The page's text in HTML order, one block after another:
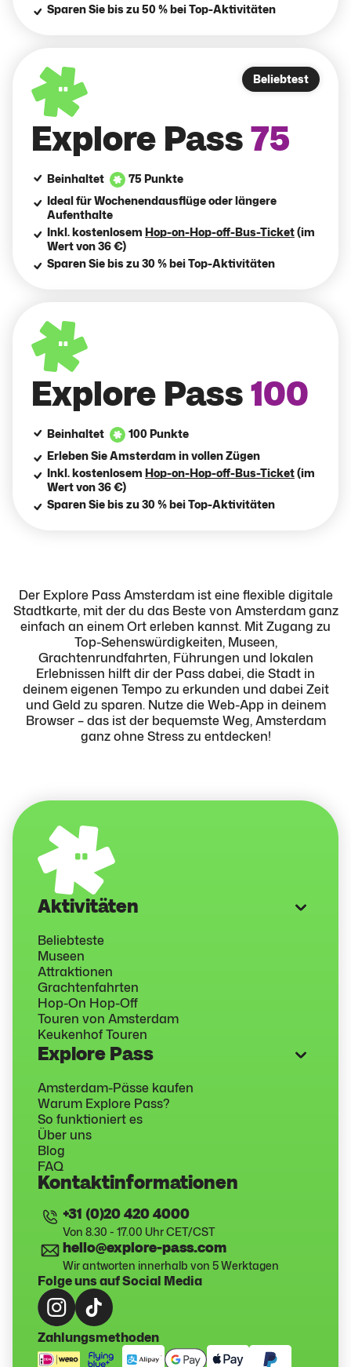
Sparen Sie bis zu 50 % bei Top-Aktivitäten
Beliebtest
Explore Pass 75
Beinhaltet
75 Punkte
Ideal für Wochenendausflüge oder längere
Aufenthalte
Inkl. kostenlosem Hop-on-Hop-off-Bus-Ticket(im
Wert von 36 €)
Sparen Sie bis zu 30 % bei Top-Aktivitäten
Explore Pass 100
Beinhaltet
100 Punkte
Erleben Sie Amsterdam in vollen Zügen
Inkl. kostenlosem Hop-on-Hop-off-Bus-Ticket(im
Wert von 36 €)
Sparen Sie bis zu 30 % bei Top-Aktivitäten
Der Explore Pass Amsterdam ist eine flexible digitale
Stadtkarte, mit der du das Beste von Amsterdamganz
einfach an einem Ort erleben kannst. Mit Zugang zu
Top-Sehenswürdigkeiten, Museen,
Grachtenrundfahrten, Führungen und lokalen
Erlebnissen hilft dir der Pass dabei, die Stadt in
deinem eigenen Tempo zu erkunden und dabei Zeit
und Geld zu sparen. Nutze die Web-App in deinem
Browser – das ist der bequemste Weg, Amsterdam
ganz ohne Stress zu entdecken!
Aktivitäten
Beliebteste
Museen
Attraktionen
Grachtenfahrten
Hop-On Hop-Off
Touren von Amsterdam
Keukenhof Touren
Explore Pass
Amsterdam-Pässe kaufen
Warum Explore Pass?
So funktioniert es
Über uns
Blog
FAQ
Kontaktinformationen
+31 (0)20 420 4000
Von 8.30 - 17.00 Uhr CET/CST
hello@explore-pass.com
Wir antworten innerhalb von 5 Werktagen
Folge uns auf Social Media
Zahlungsmethoden